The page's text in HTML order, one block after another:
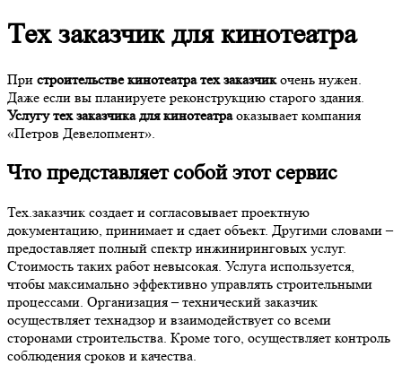
Тех заказчик для кинотеатра
При строительстве кинотеатра тех заказчикочень нужен.
Даже если вы планируете реконструкцию старого здания.
Услугу тех заказчика для кинотеатраоказывает компания
«Петров Девелопмент».
Что представляет собой этот сервис
Тех.заказчик создает и согласовывает проектную
документацию, принимает и сдает объект. Другими словами –
предоставляет полный спектр инжиниринговых услуг.
Стоимость таких работ невысокая. Услуга используется,
чтобы максимально эффективно управлять строительными
процессами. Организация – технический заказчик
осуществляет технадзор и взаимодействует со всеми
сторонами строительства. Кроме того, осуществляет контроль
соблюдения сроков и качества.